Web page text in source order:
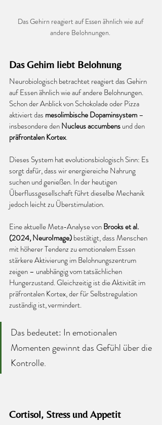
Das Gehirn reagiert auf Essen ähnlich wie auf
andere Belohnungen.
Das Gehirn liebt Belohnung
Neurobiologisch betrachtet reagiert das Gehirn
auf Essen ähnlich wie auf andere Belohnungen.
Schon der Anblick von Schokolade oder Pizza
aktiviert das mesolimbische Dopaminsystem –
insbesondere den Nucleus accumbens und den
präfrontalen Kortex.
Dieses System hat evolutionsbiologisch Sinn: Es
sorgt dafür, dass wir energiereiche Nahrung
suchen und genießen. In der heutigen
Überflussgesellschaft führt dieselbe Mechanik
jedoch leicht zu Überstimulation.
Eine aktuelle Meta-Analyse von Brooks et al.
(2024, NeuroImage) bestätigt, dass Menschen
mit höherer Tendenz zu emotionalem Essen
stärkere Aktivierung im Belohnungszentrum
zeigen – unabhängig vom tatsächlichen
Hungerzustand. Gleichzeitig ist die Aktivität im
präfrontalen Kortex, der für Selbstregulation
zuständig ist, vermindert.
Das bedeutet: In emotionalen
Momenten gewinnt das Gefühl über die
Kontrolle.
Cortisol, Stress und Appetit